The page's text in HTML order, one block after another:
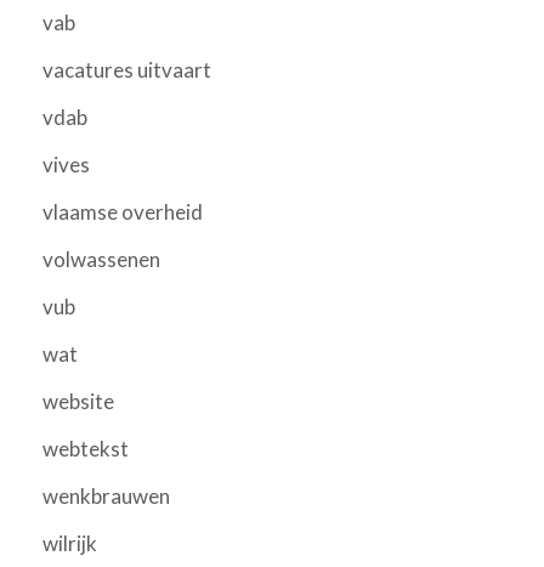
vab
vacatures uitvaart
vdab
vives
vlaamse overheid
volwassenen
vub
wat
website
webtekst
wenkbrauwen
wilrijk